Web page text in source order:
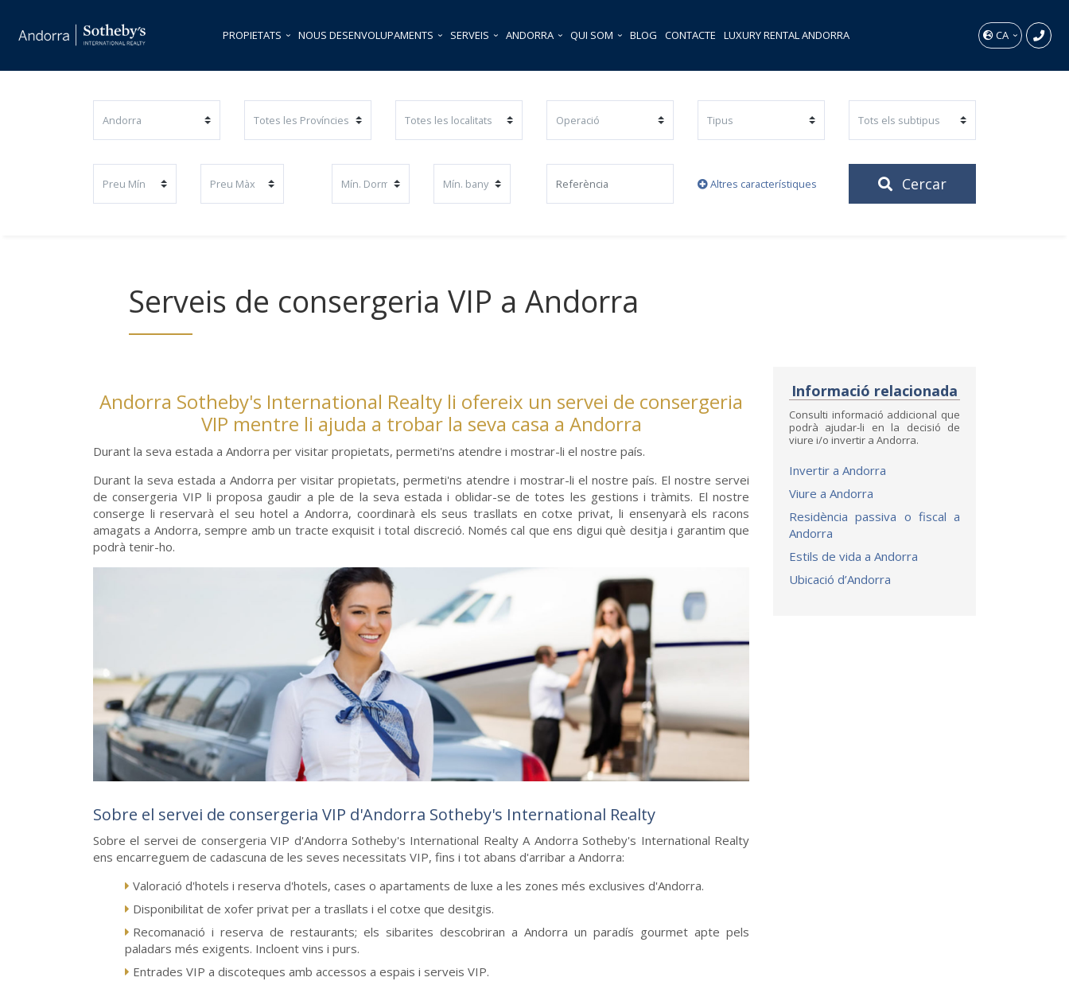
PROPIETATS NOUS DESENVOLUPAMENTS SERVEIS ANDORRA QUI SOM BLOG CONTACTE LUXURY RENTAL ANDORRA CA
Altres característiques Cercar
Serveis de consergeria VIP a Andorra
Andorra Sotheby's International Realty li ofereix un servei de consergeria
VIP mentre li ajuda a trobar la seva casa a Andorra
Durant la seva estada a Andorra per visitar propietats, permeti'ns atendre i mostrar-li el nostre país.
Durant la seva estada a Andorra per visitar propietats, permeti'ns atendre i mostrar-li el nostre país. El nostre servei
de consergeria VIP li proposa gaudir a ple de la seva estada i oblidar-se de totes les gestions i tràmits. El nostre
conserge li reservarà el seu hotel a Andorra, coordinarà els seus trasllats en cotxe privat, li ensenyarà els racons
amagats a Andorra, sempre amb un tracte exquisit i total discreció. Només cal que ens digui què desitja i garantim que
podrà tenir-ho.
Sobre el servei de consergeria VIP d'Andorra Sotheby's International Realty
Sobre el servei de consergeria VIP d'Andorra Sotheby's International Realty A Andorra Sotheby's International Realty
ens encarreguem de cadascuna de les seves necessitats VIP, fins i tot abans d'arribar a Andorra:
Valoració d'hotels i reserva d'hotels, cases o apartaments de luxe a les zones més exclusives d'Andorra.
Disponibilitat de xofer privat per a trasllats i el cotxe que desitgis.
Recomanació i reserva de restaurants; els sibarites descobriran a Andorra un paradís gourmet apte pels
paladars més exigents. Incloent vins i purs.
Entrades VIP a discoteques amb accessos a espais i serveis VIP.
Informació relacionada
Consulti informació addicional que
podrà ajudar-li en la decisió de
viure i/o invertir a Andorra.
Invertir a Andorra
Viure a Andorra
Residència passiva o fiscal a
Andorra
Estils de vida a Andorra
Ubicació d’Andorra